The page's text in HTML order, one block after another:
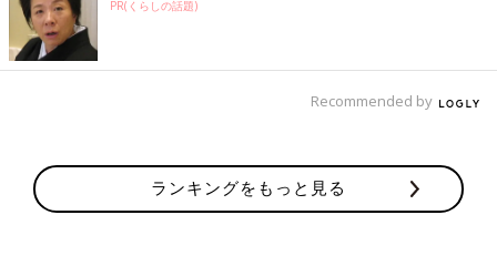
PR(くらしの話題)
Recommended by
ランキングをもっと見る